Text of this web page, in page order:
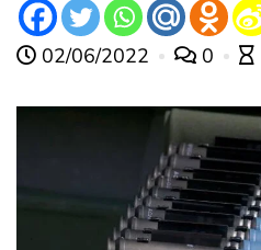
02/06/2022 0